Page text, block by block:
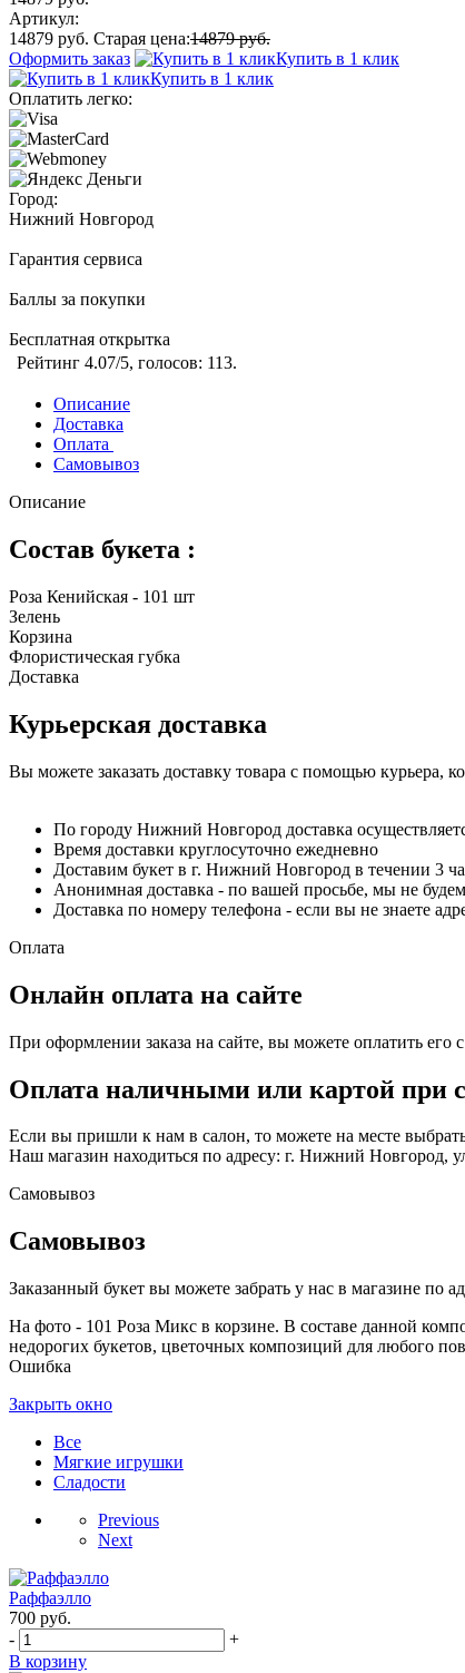
Артикул:
14879 руб. Старая цена:14879 руб.
Оформить заказ
Купить в 1 клик
Купить в 1 клик
Оплатить легко:
Город:
Нижний Новгород
Гарантия сервиса
Баллы за покупки
Бесплатная открытка
Рейтинг 4.07/5, голосов: 113.
Описание
Доставка
Оплата
Самовывоз
Описание
Состав букета :
Роза Кенийская - 101 шт
Зелень
Корзина
Флористическая губка
Доставка
Курьерская доставка
Вы можете заказать доставку товара с помощью курьера,
По городу Нижний Новгород доставка
Время доставки круглосуточно ежедневно
Доставим букет в г. Нижний Новгород в течении 3
Анонимная доставка - по вашей просьбе, мы не
Доставка по номеру телефона - если вы не знаете
Оплата
Онлайн оплата на сайте
При оформлении заказа на сайте, вы можете оплатить
Оплата наличными или картой при
Если вы пришли к нам в салон, то можете на месте
Наш магазин находиться по адресу: г. Нижний Новгород,
Самовывоз
Самовывоз
Заказанный букет вы можете забрать у нас в магазине
На фото - 101 Роза Микс в корзине. В составе данной
недорогих букетов, цветочных композиций для любого
Ошибка
Закрыть окно
Все
Мягкие игрушки
Сладости
Previous
Next
Раффаэлло
700 руб.
-
+
В корзину